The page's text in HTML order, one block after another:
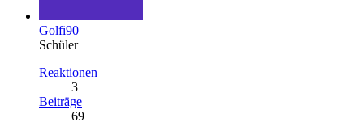
Golfi90
Schüler
Reaktionen
3
Beiträge
69